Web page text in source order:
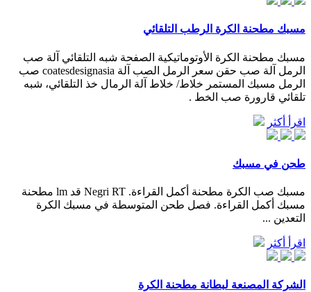
مسبك مطحنة الكرة الرطب التلقائي
مسبك مطحنة الكرة الأوتوماتيكية الصفحة شبه التلقائي آلة صب
الرمل آلة صب حقن سعر الرمل الصب آلة coatesdesignasia صب
الرمل مسبك المستمر خلاط/ خلاط آلة الرمال خذ التلقائي، شبه
تلقائي قارورة صب الخط .
اقرأ أكثر
طحن في مسبك
مسبك صب الكرة مطحنة أكمل القراءة. Negri RT قد lm مطحنة
مسبك أكمل القراءة. فصل طحن المتوسطة في مسبك الكرة
التعدين ...
اقرأ أكثر
الشركة المصنعة لبطانة مطحنة الكرة